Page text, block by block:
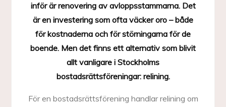
inför är renovering av avloppsstammarna. Det
är en investering som ofta väcker oro – både
för kostnaderna och för störningarna för de
boende. Men det finns ett alternativ som blivit
allt vanligare i Stockholms
bostadsrättsföreningar: relining.
För en bostadsrättsförening handlar relining om